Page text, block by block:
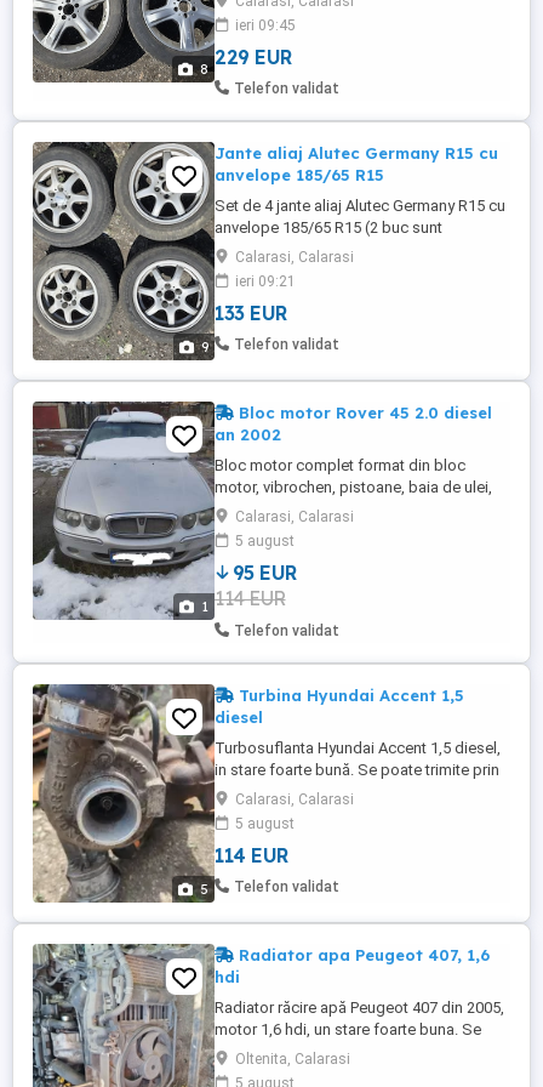
8
8Jx19H2, ET60, 5x112, CB 60.
ieri 09:45
229 EUR
Telefon validat
9
Jante aliaj Alutec Germany R15 cu
anvelope 185/65 R15
Set de 4 jante aliaj Alutec Germany R15 cu
anvelope 185/65 R15 (2 buc sunt
Evergreen Winter si 2 buc sunt Debica
Frigo) Janta: Jx15 H2 ET38, 5x112, CB
66,6.
Calarasi, Calarasi
ieri 09:21
133 EUR
Telefon validat
1
Bloc motor Rover 45 2.0 diesel
an 2002
Bloc motor complet format din bloc
motor, vibrochen, pistoane, baia de ulei,
etc. Rover 45 2.0 diesel în stare foarte
bună, se poate trimite prin curier cu plata
ramburs
Calarasi, Calarasi
5 august
95 EUR
114 EUR
Telefon validat
5
Turbina Hyundai Accent 1,5
diesel
Turbosuflanta Hyundai Accent 1,5 diesel,
in stare foarte bună. Se poate trimite prin
posta sau curier cu plata ramburs. Pentru
cei din apropiere se oferă și montaj contra
cost.
Calarasi, Calarasi
5 august
114 EUR
Telefon validat
Radiator apa Peugeot 407, 1,6
hdi
Radiator răcire apă Peugeot 407 din 2005,
motor 1,6 hdi, un stare foarte buna. Se
poate trimite prin curier cu plata unui
avans de 50 lei.
Oltenita, Calarasi
5 august